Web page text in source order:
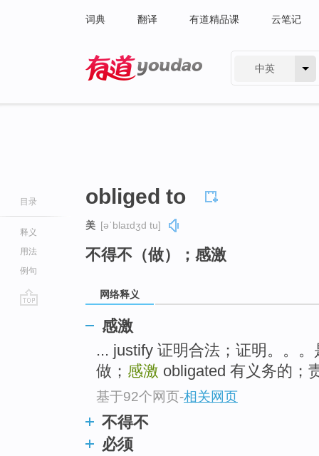
词典 翻译 有道精品课 云笔记
中英
目录
释义
用法
例句
obliged to
美 [əˈblaɪdʒd tu]
不得不（做）；感激
网络释义
感激
... justify 证明合法；证明。。
做； 感激 obligated 有义务的；
基于92个网页-相关网页
不得不
必须